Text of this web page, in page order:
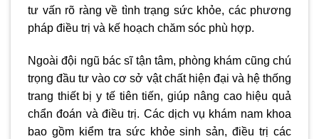
tư vấn rõ ràng về tình trạng sức khỏe, các phương
pháp điều trị và kế hoạch chăm sóc phù hợp.
Ngoài đội ngũ bác sĩ tận tâm, phòng khám cũng chú
trọng đầu tư vào cơ sở vật chất hiện đại và hệ thống
trang thiết bị y tế tiên tiến, giúp nâng cao hiệu quả
chẩn đoán và điều trị. Các dịch vụ khám nam khoa
bao gồm kiểm tra sức khỏe sinh sản, điều trị các